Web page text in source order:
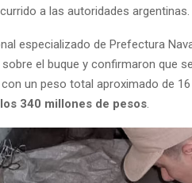
a las autoridades argentinas.
especializado de Prefectura
el buque y confirmaron que
un peso total aproximado de
340 millones de pesos.